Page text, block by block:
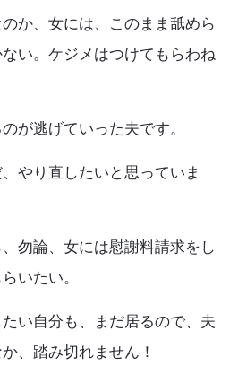
か、女には、このまま舐めら
い。ケジメはつけてもらわね
が逃げていった夫です。
やり直したいと思っていま
勿論、女には慰謝料請求をし
いたい。
い自分も、まだ居るので、夫
、踏み切れません！